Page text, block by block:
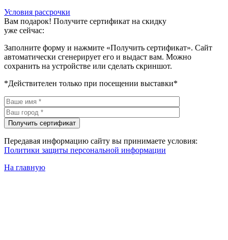
Условия рассрочки
Вам подарок! Получите сертификат на скидку
уже сейчас:
Заполните форму и нажмите «Получить сертификат». Сайт
автоматически сгенерирует его и выдаст вам. Можно
сохранить на устройстве или сделать скриншот.
*Действителен только при посещении выставки*
Передавая информацию сайту вы принимаете условия:
Политики защиты персональной информации
На главную